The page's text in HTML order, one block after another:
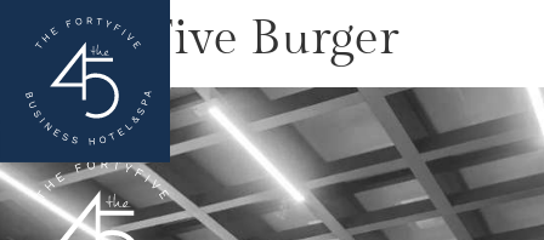
Forty Five Burger